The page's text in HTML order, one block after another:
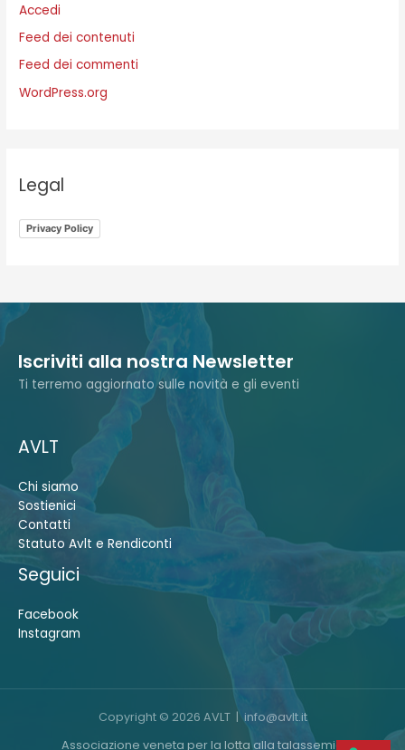
Accedi
Feed dei contenuti
Feed dei commenti
WordPress.org
Legal
Privacy Policy
Iscriviti alla nostra Newsletter
Ti terremo aggiornato sulle novità e gli eventi
AVLT
Chi siamo
Sostienici
Contatti
Statuto Avlt e Rendiconti
Seguici
Facebook
Instagram
Copyright © 2026 AVLT |info@avlt.it
Associazione veneta per la lotta alla talassemia